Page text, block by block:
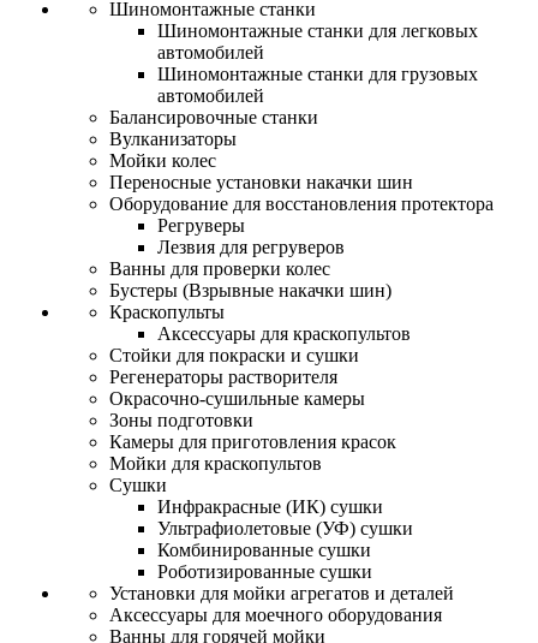
Шиномонтажные станки
Шиномонтажные станки для легковых
автомобилей
Шиномонтажные станки для грузовых
автомобилей
Балансировочные станки
Вулканизаторы
Мойки колес
Переносные установки накачки шин
Оборудование для восстановления протектора
Регруверы
Лезвия для регруверов
Ванны для проверки колес
Бустеры (Взрывные накачки шин)
Краскопульты
Аксессуары для краскопультов
Стойки для покраски и сушки
Регенераторы растворителя
Окрасочно-сушильные камеры
Зоны подготовки
Камеры для приготовления красок
Мойки для краскопультов
Сушки
Инфракрасные (ИК) сушки
Ультрафиолетовые (УФ) сушки
Комбинированные сушки
Роботизированные сушки
Установки для мойки агрегатов и деталей
Аксессуары для моечного оборудования
Ванны для горячей мойки